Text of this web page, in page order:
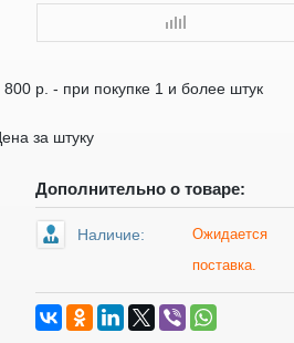
800 р. - при покупке 1 и более штук
за штуку
Дополнительно о товаре:
Наличие:
Ожидается
поставка.